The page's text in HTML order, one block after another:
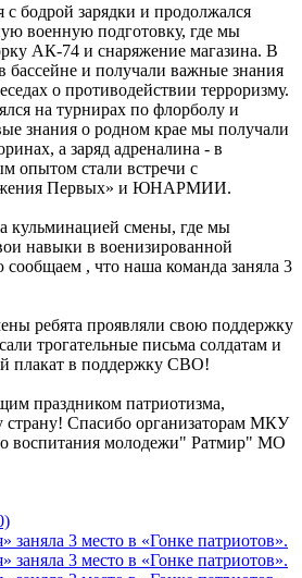
бодрой зарядки и продолжался
военную подготовку, где мы
АК-74 и снаряжение магазина. В
бассейне и получали важные знания
о противодействии терроризму.
на турнирах по флорболу и
знания о родном крае мы получали
а заряд адреналина - в
опытом стали встречи с
Первых» и ЮНАРМИИ.
кульминацией смены, где мы
навыки в военизированной
сообщаем , что наша команда заняла 3
ребята проявляли свою поддержку
трогательные письма солдатам и
плакат в поддержку СВО!
праздником патриотизма,
страну! Спасибо организаторам МКУ
воспитания молодежи" Ратмир" МО